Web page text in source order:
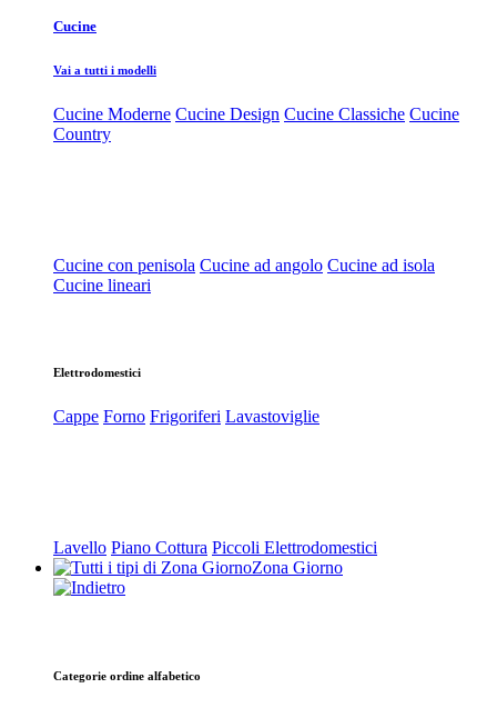
Cucine
Vai a tutti i modelli
Cucine Moderne Cucine Design Cucine Classiche Cucine
Country
Cucine con penisola Cucine ad angolo Cucine ad isola
Cucine lineari
Elettrodomestici
Cappe Forno Frigoriferi Lavastoviglie
Lavello Piano Cottura Piccoli Elettrodomestici
Zona Giorno
Categorie ordine alfabetico